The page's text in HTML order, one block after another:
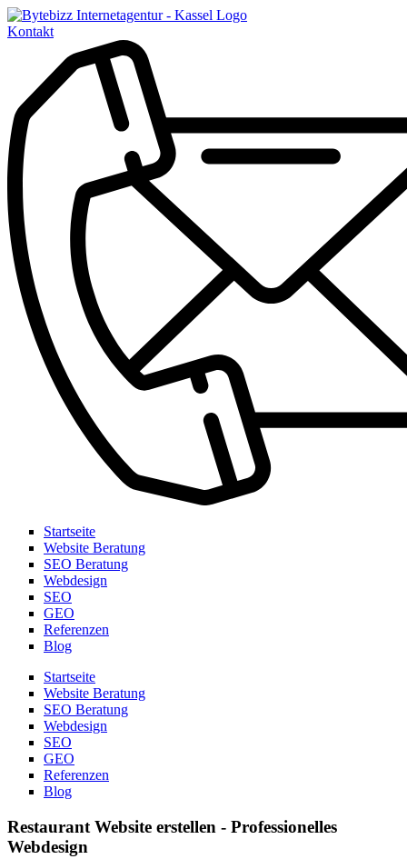
Kontakt
Startseite
Website Beratung
SEO Beratung
Webdesign
SEO
GEO
Referenzen
Blog
Startseite
Website Beratung
SEO Beratung
Webdesign
SEO
GEO
Referenzen
Blog
Restaurant Website erstellen - Professionelles
Webdesign